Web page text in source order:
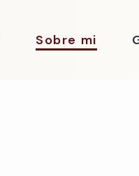
Sobre mi